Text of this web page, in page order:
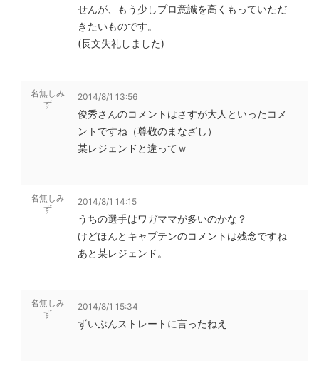
せんが、もう少しプロ意識を高くもっていただ
きたいものです。
(長文失礼しました)
名無しみ
ず
2014/8/1 13:56
俊秀さんのコメントはさすが大人といったコメ
ントですね（尊敬のまなざし）
某レジェンドと違ってｗ
名無しみ
ず
2014/8/1 14:15
うちの選手はワガママが多いのかな？
けどほんとキャプテンのコメントは残念ですね
あと某レジェンド。
名無しみ
ず
2014/8/1 15:34
ずいぶんストレートに言ったねえ